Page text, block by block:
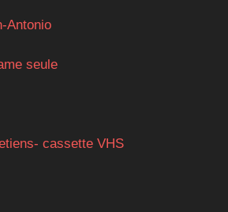
Antonio
seule
cassette VHS